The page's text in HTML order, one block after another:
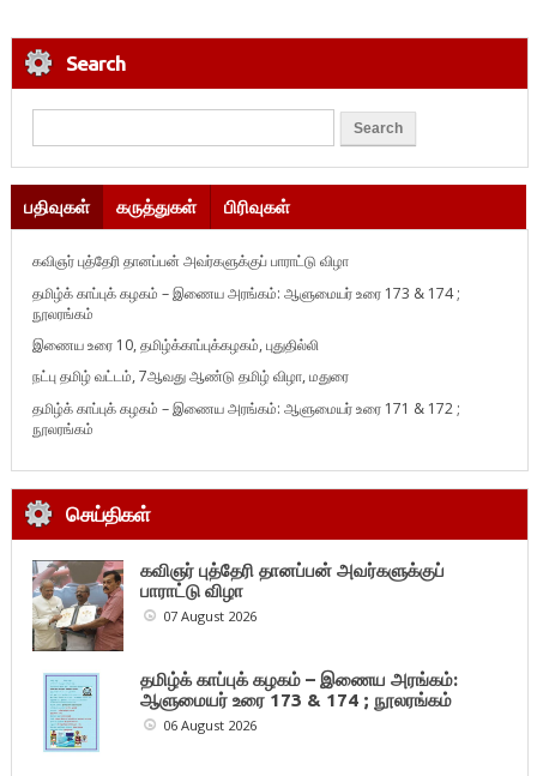
Search
பதிவுகள் கருத்துகள் பிரிவுகள்
கவிஞர் புத்தேரி தானப்பன் அவர்களுக்குப் பாராட்டு விழா
தமிழ்க் காப்புக் கழகம் – இணைய அரங்கம்: ஆளுமையர் உரை 173 & 174 ;
நூலரங்கம்
இணைய உரை 10, தமிழ்க்காப்புக்கழகம், புதுதில்லி
நட்பு தமிழ் வட்டம், 7ஆவது ஆண்டு தமிழ் விழா, மதுரை
தமிழ்க் காப்புக் கழகம் – இணைய அரங்கம்: ஆளுமையர் உரை 171 & 172 ;
நூலரங்கம்
செய்திகள்
கவிஞர் புத்தேரி தானப்பன் அவர்களுக்குப்
பாராட்டு விழா
07 August 2026
தமிழ்க் காப்புக் கழகம் – இணைய அரங்கம்:
ஆளுமையர் உரை 173 & 174 ; நூலரங்கம்
06 August 2026